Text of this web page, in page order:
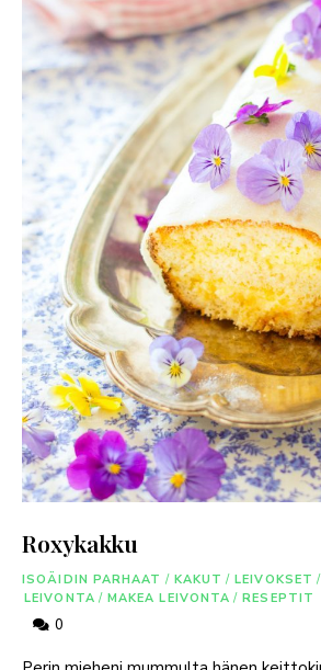
Roxykakku
ISOÄIDIN PARHAAT / KAKUT / LEIVOKSET /
LEIVONTA / MAKEA LEIVONTA / RESEPTIT
0